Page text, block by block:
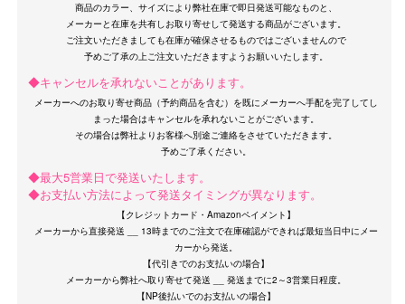
商品のカラー、サイズにより弊社在庫で即日発送可能なものと、
メーカーと在庫を共有しお取り寄せして発送する商品がございます。
ご注文いただきましても在庫が確保させるものではございませんので
◆キャンセルを承れないことがあります。
メーカーへのお取り寄せ商品（予約商品を含む）を既にメーカーへ手配を完了してし
まった場合はキャンセルを承れないことがございます。
その場合は弊社よりお客様へ別途ご連絡をさせていただきます。
◆最大5営業日で発送いたします。
◆お支払い方法によって発送タイミングが異なります。
【クレジットカード・Amazonペイメント】
メーカーから直接発送 __ 13時までのご注文で在庫確認ができれば最短当日中にメー
カーから発送。
【代引きでのお支払いの場合】
メーカーから弊社へ取り寄せて発送 __ 発送までに2～3営業日程度。
【NP後払いでのお支払いの場合】